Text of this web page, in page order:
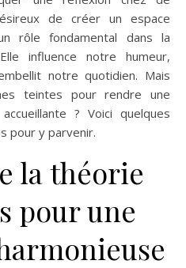
de créer un espace
rôle fondamental dans la
influence notre humeur,
notre quotidien. Mais
teintes pour rendre une
? Voici quelques
pour y parvenir.
la théorie
pour une